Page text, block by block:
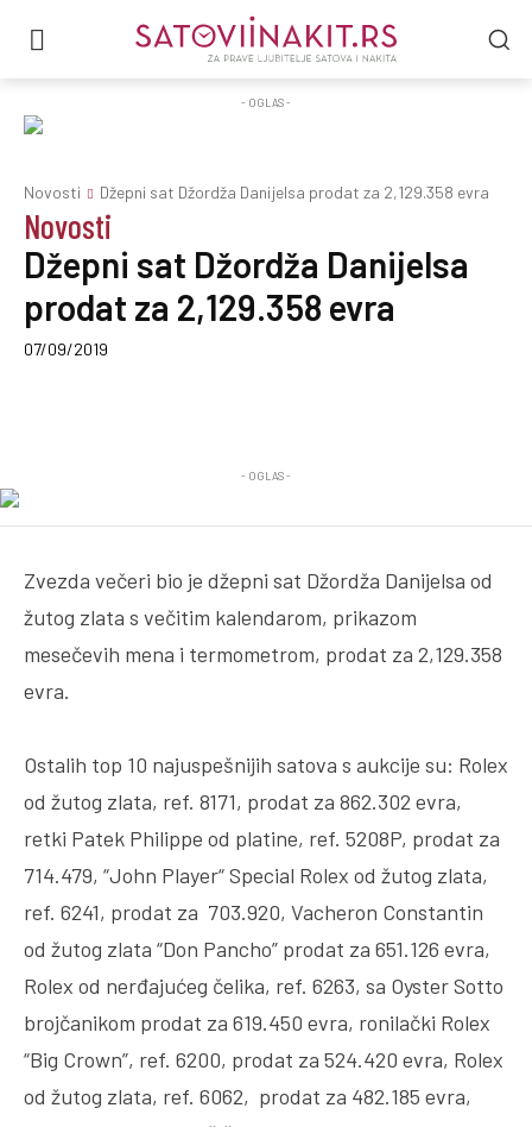
- OGLAS -
Novosti Džepni sat Džordža Danijelsa prodat za 2,129.358 evra
Novosti
Džepni sat Džordža Danijelsa
prodat za 2,129.358 evra
07/09/2019
- OGLAS -
Zvezda večeri bio je džepni sat Džordža Danijelsa od
žutog zlata s večitim kalendarom, prikazom
mesečevih mena i termometrom, prodat za 2,129.358
evra.
Ostalih top 10 najuspešnijih satova s aukcije su: Rolex
od žutog zlata, ref. 8171, prodat za 862.302 evra,
retki Patek Philippe od platine, ref. 5208P, prodat za
714.479, “John Player“ Special Rolex od žutog zlata,
ref. 6241, prodat za 703.920, Vacheron Constantin
od žutog zlata “Don Pancho” prodat za 651.126 evra,
Rolex od nerđajućeg čelika, ref. 6263, sa Oyster Sotto
brojčanikom prodat za 619.450 evra, ronilački Rolex
“Big Crown”, ref. 6200, prodat za 524.420 evra, Rolex
od žutog zlata, ref. 6062, prodat za 482.185 evra,